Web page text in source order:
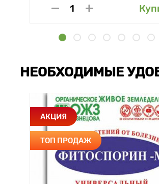
НЕОБХОДИМЫЕ
АКЦИЯ
ТОП ПРОДАЖ